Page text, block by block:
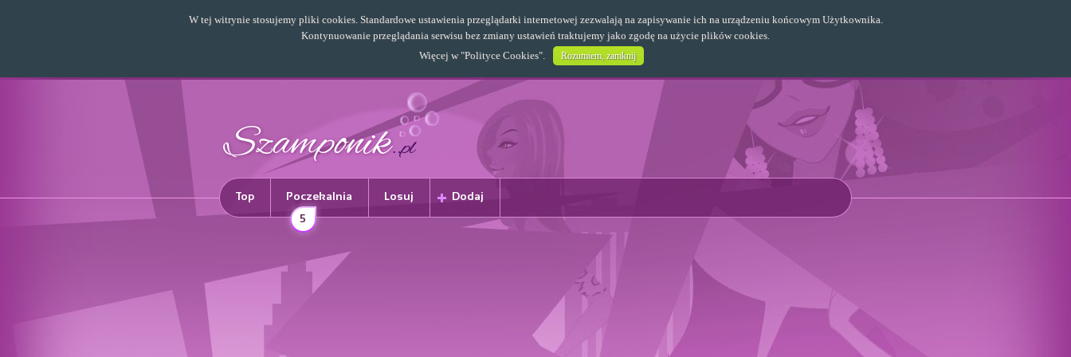
Top Poczekalnia
5
Losuj Dodaj
W tej witrynie stosujemy pliki cookies. Standardowe ustawienia przeglądarki internetowej zezwalają na zapisywanie ich na urządzeniu końcowym Użytkownika.
Kontynuowanie przeglądania serwisu bez zmiany ustawień traktujemy jako zgodę na użycie plików cookies.
Więcej w "Polityce Cookies". Rozumiem, zamknij